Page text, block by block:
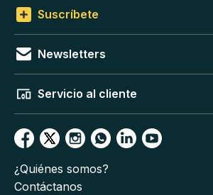
Suscríbete
Newsletters
Servicio al cliente
¿Quiénes somos?
Contáctanos